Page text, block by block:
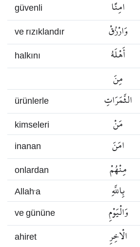
güvenli امِنًا
ve rızıklandır وَارْزُقْ
halkını أَهْلَهُ
مِنَ
ürünlerle الثَّمَرَاتِ
kimseleri مَنْ
inanan امَنَ
onlardan مِنْهُمْ
Allah’a بِاللَّهِ
ve gününe وَالْيَوْمِ
ahiret الْاخِرِ